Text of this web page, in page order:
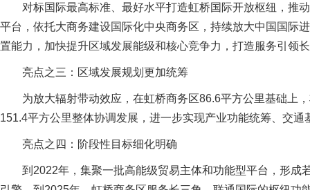
对标国际最高标准、最好水平打造虹桥国际开放枢纽，推
平台，依托大商务建设国际化中央商务区，持续放大中国国际
置能力，加快提升区域发展能级和核心竞争力，打造服务引领
亮点之三：区域发展规划更加统筹
为放大辐射带动效应，在虹桥商务区86.6平方公里基础上
151.4平方公里整体协调发展，进一步实现产业功能统筹、交
亮点之四：阶段性目标细化明确
到2022年，集聚一批高能级贸易主体和功能型平台，形